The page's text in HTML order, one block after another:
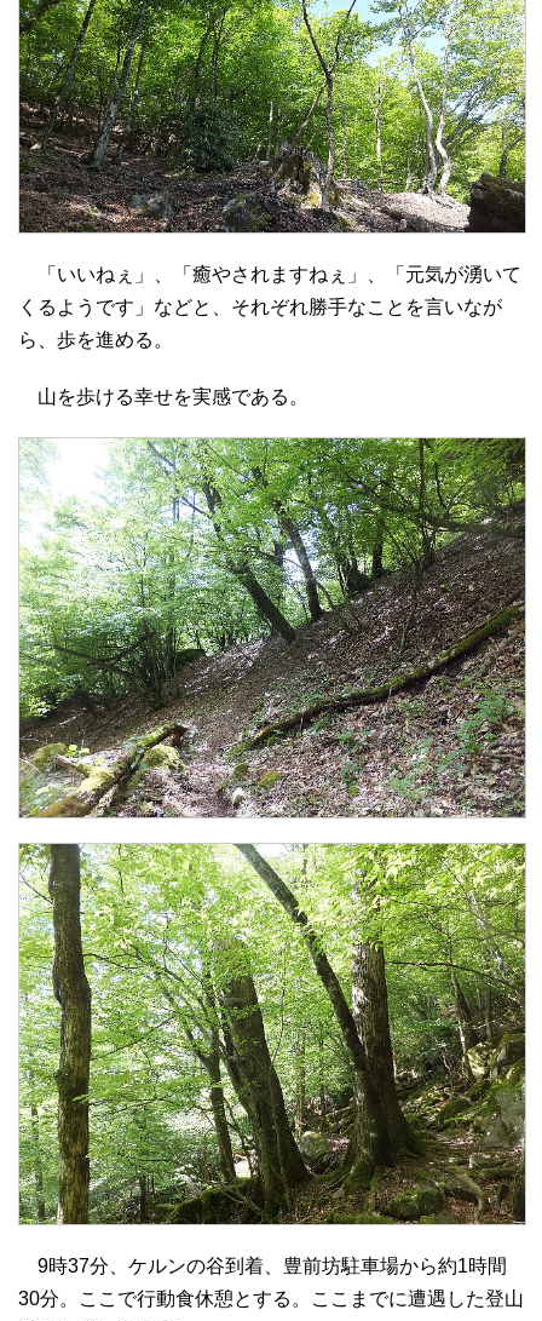
「いいねぇ」、「癒やされますねぇ」、「元気が湧いて
くるようです」などと、それぞれ勝手なことを言いなが
ら、歩を進める。
山を歩ける幸せを実感である。
9時37分、ケルンの谷到着、豊前坊駐車場から約1時間
30分。ここで行動食休憩とする。ここまでに遭遇した登山